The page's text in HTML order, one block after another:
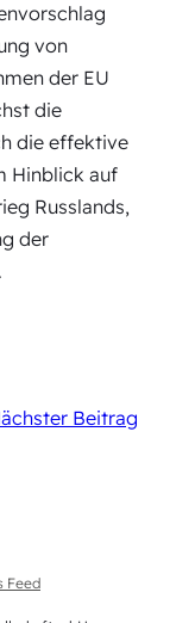
von
der EU
die
die effektive
Hinblick auf
Russlands,
der
Beitrag
Feed